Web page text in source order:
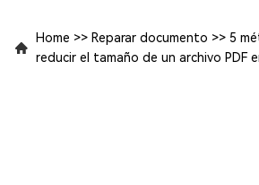
Home >> Reparar documento >> 5
reducir el tamaño de un archivo PDF